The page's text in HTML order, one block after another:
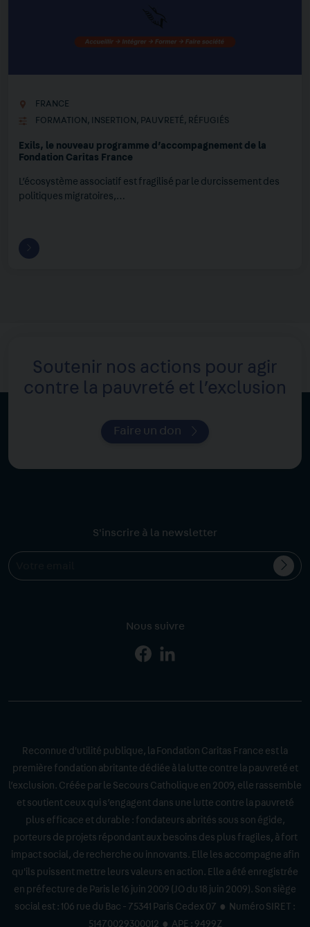
FRANCE
FORMATION , INSERTION , PAUVRETÉ, RÉFUGIÉS
Exils, le nouveau programme d’accompagnement de la
Fondation Caritas France
L’écosystème associatif est fragilisé par le durcissement des
politiques migratoires,…
Soutenir nos actions pour agir
contre la pauvreté et l’exclusion
Faire un don
S'inscrire à la newsletter
Nous suivre
Page Page
Reconnue d'utilité publique, la Fondation Caritas France est la
première fondation abritante dédiée à la lutte contre la pauvreté et
l’exclusion. Créée par le Secours Catholique en 2009, elle rassemble
et soutient ceux qui s’engagent dans une lutte contre la pauvreté
plus efficace et durable : fondateurs abrités sous son égide,
porteurs de projets répondant aux besoins des plus fragiles, à fort
impact social, de recherche ou innovants. Elle les accompagne afin
qu'ils puissent mettre leurs valeurs en action. Elle a été enregistrée
en préfecture de Paris le 16 juin 2009 (JO du 18 juin 2009). Son siège
social est : 106 rue du Bac - 75341 Paris Cedex 07 • Numéro SIRET :
51470029300012 • APE : 9499Z